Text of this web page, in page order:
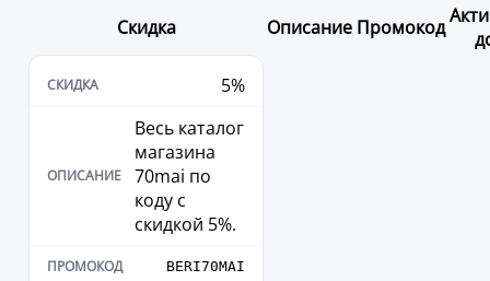
Скидка Описание Промокод
5%
Весь каталог
магазина
70mai по
коду с
скидкой 5%.
BERI70MAI